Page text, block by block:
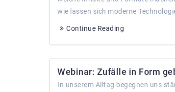
wie lassen sich moderne
Continue Reading
Webinar: Zufälle in Form
In unserem Alltag begegnen uns